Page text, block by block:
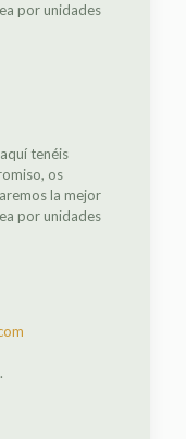
por unidades
tenéis
os
la mejor
por unidades